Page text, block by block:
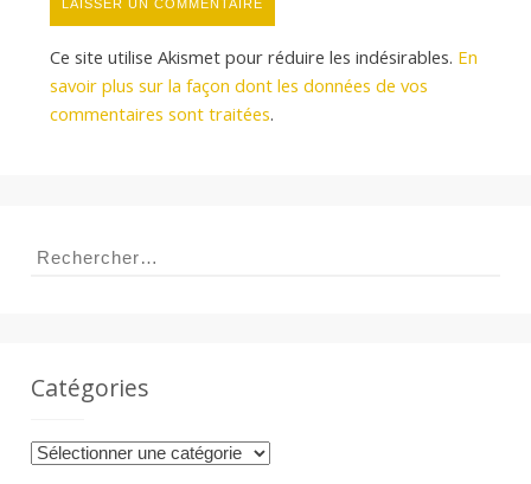
Ce site utilise Akismet pour réduire les indésirables. En
savoir plus sur la façon dont les données de vos
commentaires sont traitées.
Rechercher :
Catégories
Catégories